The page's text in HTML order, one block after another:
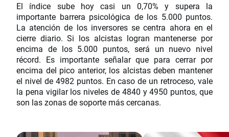
El índice sube hoy casi un 0,70% y supera la
importante barrera psicológica de los 5.000 puntos.
La atención de los inversores se centra ahora en el
cierre diario. Si los alcistas logran mantenerse por
encima de los 5.000 puntos, será un nuevo nivel
récord. Es importante señalar que para cerrar por
encima del pico anterior, los alcistas deben mantener
el nivel de 4982 puntos. En caso de un retroceso, vale
la pena vigilar los niveles de 4840 y 4950 puntos, que
son las zonas de soporte más cercanas.